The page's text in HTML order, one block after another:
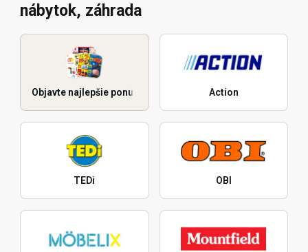
nábytok, záhrada
Objavte najlepšie ponuky Action
TEDi OBI